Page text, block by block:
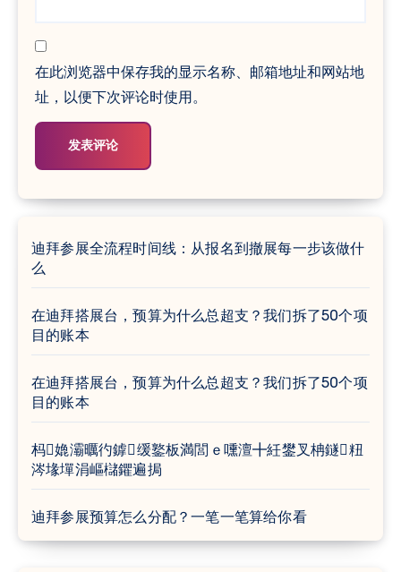
在此浏览器中保存我的显示名称、邮箱地址和网站地
址，以便下次评论时使用。
迪拜参展全流程时间线：从报名到撤展每一步该做什
么
在迪拜搭展台，预算为什么总超支？我们拆了50个项
目的账本
在迪拜搭展台，预算为什么总超支？我们拆了50个项
目的账本
杩嫓灞曞彴鎼缓鐜板満閭ｅ嚑澶╋紝鐢叉柟鐩粈
涔堟墠涓嶇櫧鑺遍挶
迪拜参展预算怎么分配？一笔一笔算给你看